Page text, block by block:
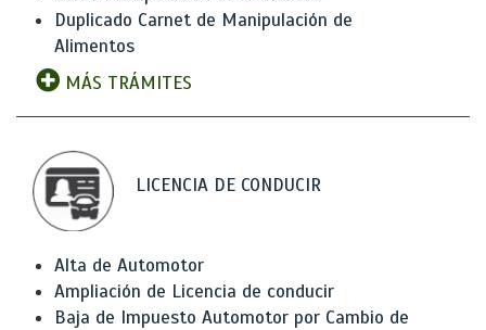
Duplicado Carnet de Manipulación de
Alimentos
MÁS TRÁMITES
LICENCIA DE CONDUCIR
Alta de Automotor
Ampliación de Licencia de conducir
Baja de Impuesto Automotor por Cambio de